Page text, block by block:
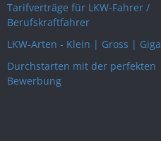
Tarifverträge für LKW-Fahrer /
Berufskraftfahrer
LKW-Arten - Klein | Gross | Giga
Durchstarten mit der perfekten
Bewerbung